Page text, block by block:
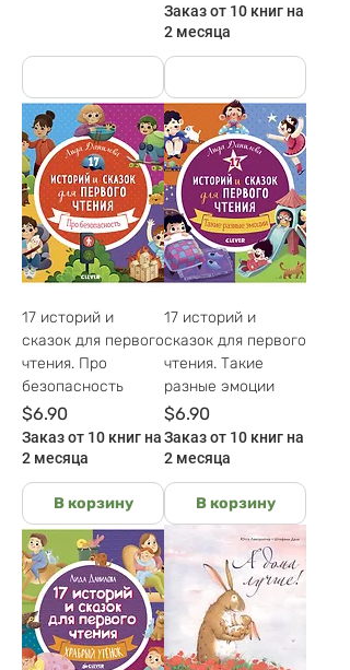
Заказ от 10 книг на
2 месяца
17 историй и
сказок для первого
чтения. Про
безопасность
Цена
$6.90
Заказ от 10 книг на
2 месяца
В корзину
17 историй и
сказок для первого
чтения. Такие
разные эмоции
Цена
$6.90
Заказ от 10 книг на
2 месяца
В корзину